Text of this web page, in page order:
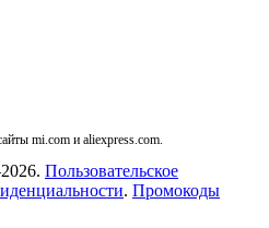
mi.com и aliexpress.com.
Пользовательское
. Промокоды